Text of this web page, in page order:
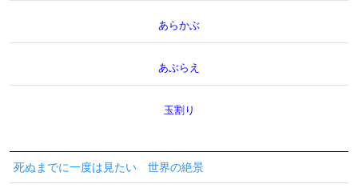
あらかぶ
あぶらえ
玉割り
死ぬまでに一度は見たい 世界の絶景